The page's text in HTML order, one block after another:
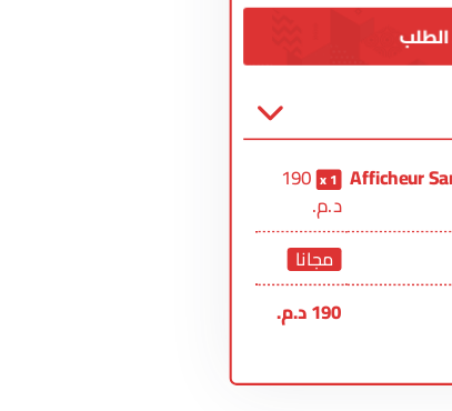
Afficheur
1
190
د.م.
مجانا
190د.م.